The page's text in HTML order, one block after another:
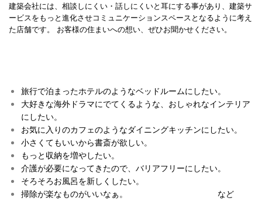
建築会社には、相談しにくい・話しにくいと耳にする事があり、建築サ
ービスをもっと進化させコミュニケーションスペースとなるように考え
た店舗です。
お客様の住まいへの想い、ぜひお聞かせください。
旅行で泊まったホテルのようなベッドルームにしたい。
大好きな海外ドラマにでてくるような、おしゃれなインテリア
にしたい。
お気に入りのカフェのようなダイニングキッチンにしたい。
小さくてもいいから書斎が欲しい。
もっと収納を増やしたい。
介護が必要になってきたので、バリアフリーにしたい。
そろそろお風呂を新しくしたい。
掃除が楽なものがいいなぁ。 など